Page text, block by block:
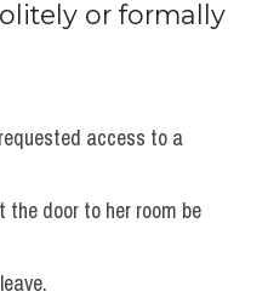
or formally
access to a
door to her room be